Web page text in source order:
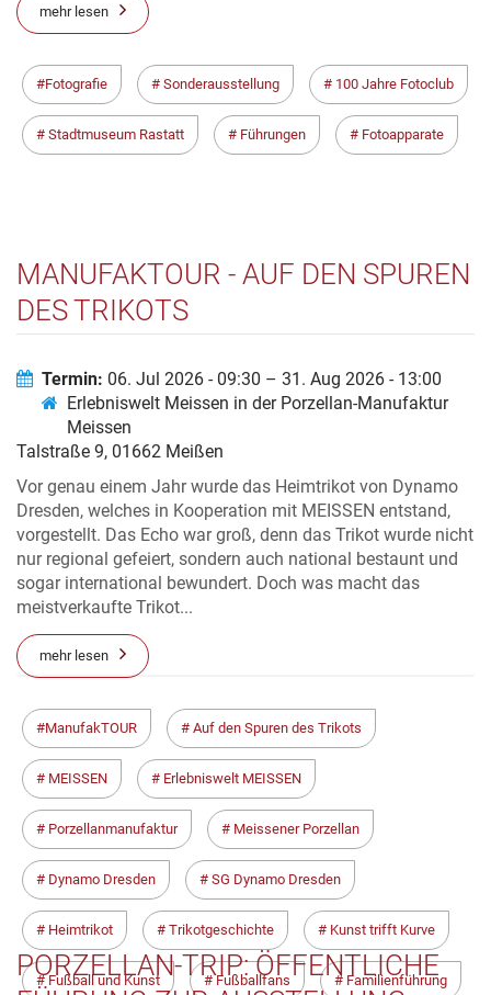
mehr lesen
Fotografie Sonderausstellung 100 Jahre Fotoclub
Stadtmuseum Rastatt Führungen Fotoapparate
MANUFAKTOUR - AUF DEN SPUREN
DES TRIKOTS
Termin: 06. Jul 2026 - 09:30 – 31. Aug 2026 - 13:00
Erlebniswelt Meissen in der Porzellan-Manufaktur
Meissen
Talstraße 9, 01662 Meißen
Vor genau einem Jahr wurde das Heimtrikot von Dynamo
Dresden, welches in Kooperation mit MEISSEN entstand,
vorgestellt. Das Echo war groß, denn das Trikot wurde nicht
nur regional gefeiert, sondern auch national bestaunt und
sogar international bewundert. Doch was macht das
meistverkaufte Trikot...
mehr lesen
ManufakTOUR Auf den Spuren des Trikots
MEISSEN Erlebniswelt MEISSEN
Porzellanmanufaktur Meissener Porzellan
Dynamo Dresden SG Dynamo Dresden
Heimtrikot Trikotgeschichte Kunst trifft Kurve
Fußball und Kunst Fußballfans Familienführung
PORZELLAN-TRIP: ÖFFENTLICHE